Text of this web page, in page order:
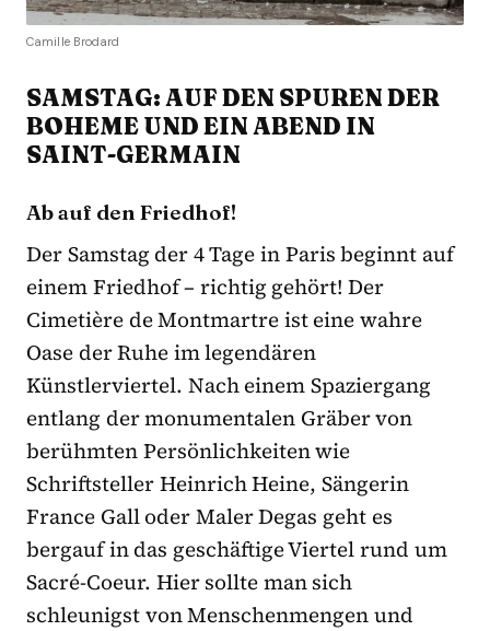
Camille Brodard
SAMSTAG: AUF DEN SPUREN DER
BOHEME UND EIN ABEND IN
SAINT-GERMAIN
Ab auf den Friedhof!
Der Samstag der 4 Tage in Paris beginnt auf
einem Friedhof – richtig gehört! Der
Cimetière de Montmartre ist eine wahre
Oase der Ruhe im legendären
Künstlerviertel. Nach einem Spaziergang
entlang der monumentalen Gräber von
berühmten Persönlichkeiten wie
Schriftsteller Heinrich Heine, Sängerin
France Gall oder Maler Degas geht es
bergauf in das geschäftige Viertel rund um
Sacré-Coeur. Hier sollte man sich
schleunigst von Menschenmengen und